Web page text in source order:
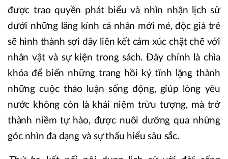
được trao quyền phát biểu và nhìn nhận lịch sử
dưới những lăng kính cá nhân mới mẻ, độc giả trẻ
sẽ hình thành sợi dây liên kết cảm xúc chặt chẽ với
nhân vật và sự kiện trong sách. Đây chính là chìa
khóa để biến những trang hồi ký tĩnh lặng thành
những cuộc thảo luận sống động, giúp lòng yêu
nước không còn là khái niệm trừu tượng, mà trở
thành niềm tự hào, được nuôi dưỡng qua những
góc nhìn đa dạng và sự thấu hiểu sâu sắc.